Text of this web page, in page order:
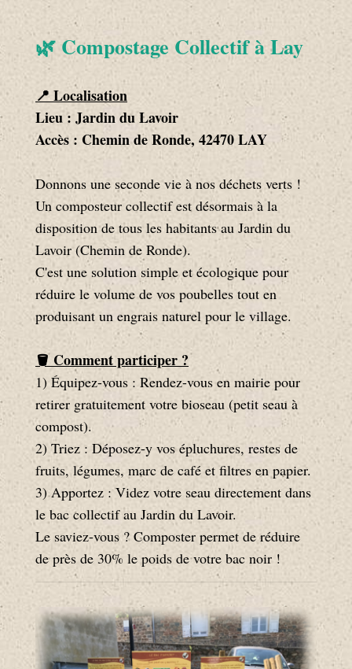
🌿 Compostage Collectif à Lay
📍 Localisation
Lieu : Jardin du Lavoir
Accès : Chemin de Ronde, 42470 LAY
Donnons une seconde vie à nos déchets verts !
Un composteur collectif est désormais à la
disposition de tous les habitants au Jardin du
Lavoir (Chemin de Ronde).
C'est une solution simple et écologique pour
réduire le volume de vos poubelles tout en
produisant un engrais naturel pour le village.
🪣 Comment participer ?
1) Équipez-vous : Rendez-vous en mairie pour
retirer gratuitement votre bioseau (petit seau à
compost).
2) Triez : Déposez-y vos épluchures, restes de
fruits, légumes, marc de café et filtres en papier.
3) Apportez : Videz votre seau directement dans
le bac collectif au Jardin du Lavoir.
Le saviez-vous ? Composter permet de réduire
de près de 30% le poids de votre bac noir !